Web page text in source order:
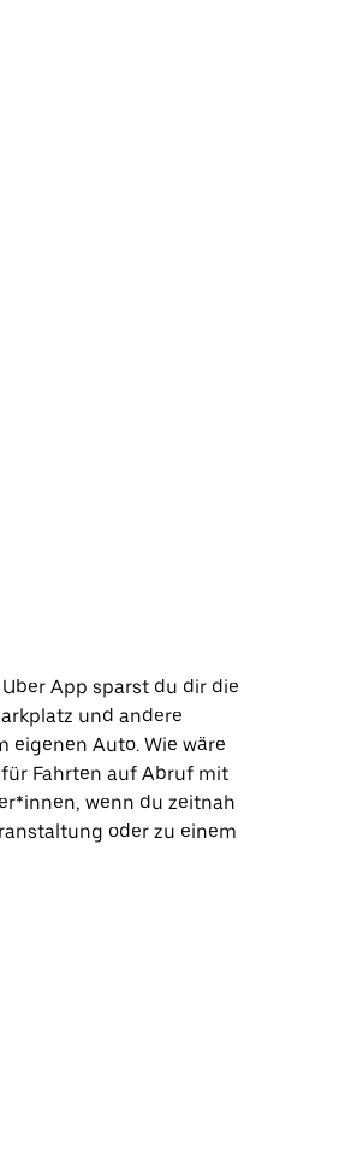
App sparst du dir die
und andere
eigenen Auto. Wie wäre
Fahrten auf Abruf mit
wenn du zeitnah
oder zu einem